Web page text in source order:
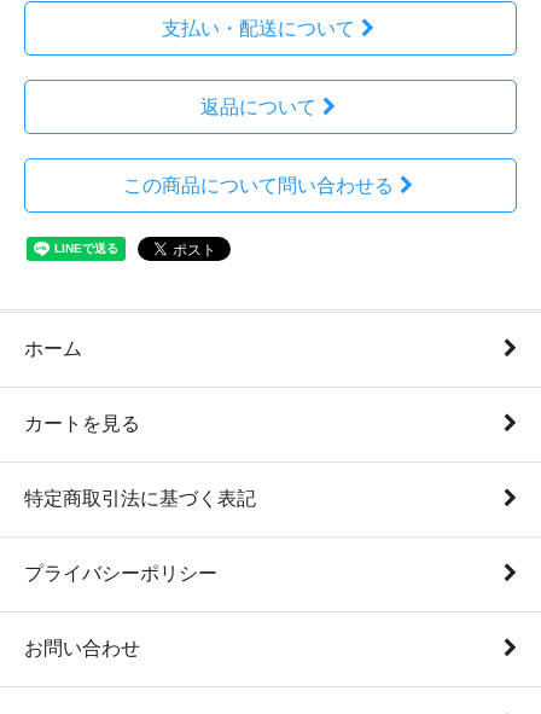
支払い・配送について
返品について
この商品について問い合わせる
ホーム
カートを見る
特定商取引法に基づく表記
プライバシーポリシー
お問い合わせ